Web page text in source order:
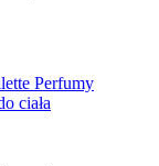
Perfumy
ciała